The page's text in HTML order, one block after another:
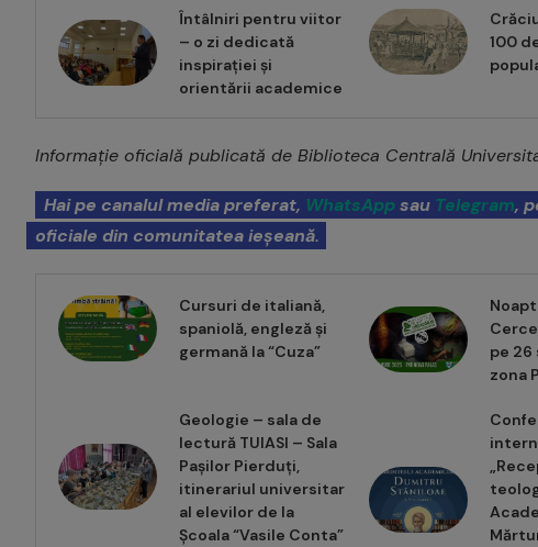
Întâlniri pentru viitor
– o zi dedicată
inspirației și
orientării academice
100
Informație oficială publicată de Biblioteca Centrală
Hai pe canalul media preferat, WhatsAppsau Telegram,
oficiale din comunitatea ieșeană.
Cursuri de italiană,
spaniolă, engleză și
germană la “Cuza”
pe
zona
Geologie – sala de
lectură TUIASI – Sala
Pașilor Pierduți,
itinerariul universitar
al elevilor de la
Școala “Vasile Conta”